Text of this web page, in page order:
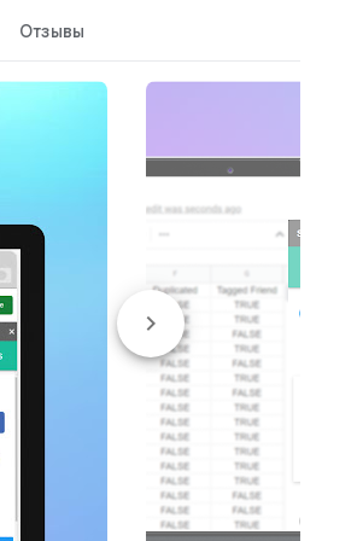
Отзывы